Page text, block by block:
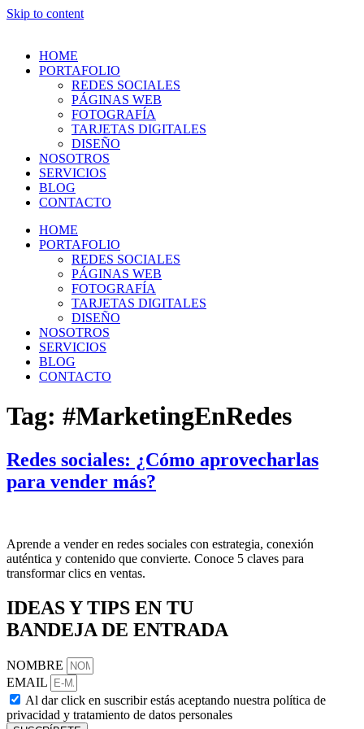
Skip to content
HOME
PORTAFOLIO
REDES SOCIALES
PÁGINAS WEB
FOTOGRAFÍA
TARJETAS DIGITALES
DISEÑO
NOSOTROS
SERVICIOS
BLOG
CONTACTO
HOME
PORTAFOLIO
REDES SOCIALES
PÁGINAS WEB
FOTOGRAFÍA
TARJETAS DIGITALES
DISEÑO
NOSOTROS
SERVICIOS
BLOG
CONTACTO
Tag: #MarketingEnRedes
Redes sociales: ¿Cómo aprovecharlas
para vender más?
Aprende a vender en redes sociales con estrategia, conexión
auténtica y contenido que convierte. Conoce 5 claves para
transformar clics en ventas.
IDEAS Y TIPS EN TU
BANDEJA DE ENTRADA
NOMBRE
EMAIL
Al dar click en suscribir estás aceptando nuestra política de
privacidad y tratamiento de datos personales